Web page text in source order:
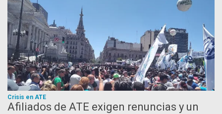
Crisis en ATE
Afiliados de ATE exigen renuncias y un